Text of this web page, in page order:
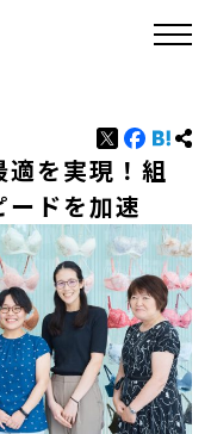
適を実現！組
ドを加速